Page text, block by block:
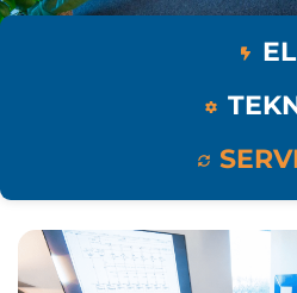
EL